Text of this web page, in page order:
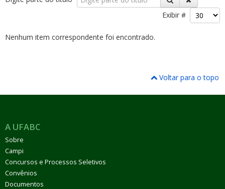
Exibir #
Nenhum item correspondente foi encontrado.
Voltar para o topo
A UFABC
Sobre
Campi
Concursos e Processos Seletivos
Convênios
Documentos